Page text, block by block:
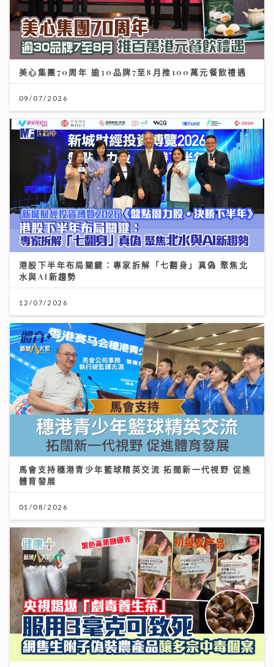
美心集團70周年 逾30品牌7至8月推100萬元餐飲禮遇
09/07/2026
港股下半年布局關鍵：專家拆解「七翻身」真偽 聚焦北
水與AI新趨勢
12/07/2026
馬會支持穗港青少年籃球精英交流 拓闊新一代視野 促進
體育發展
01/08/2026